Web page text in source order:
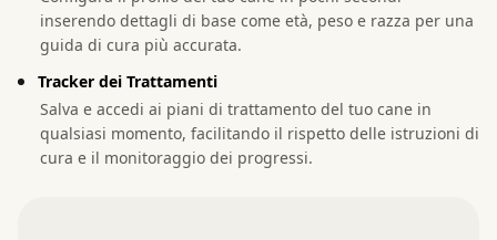
inserendo dettagli di base come età, peso e razza per una
guida di cura più accurata.
Tracker dei Trattamenti
Salva e accedi ai piani di trattamento del tuo cane in
qualsiasi momento, facilitando il rispetto delle istruzioni di
cura e il monitoraggio dei progressi.